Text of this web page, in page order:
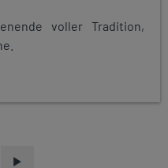
voller Tradition,